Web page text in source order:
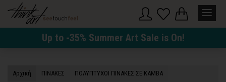
Up to -35% Summer Art Sale is On!
Αρχική ΠΙΝΑΚΕΣ ΠΟΛΥΠΤΥΧΟΙ ΠΙΝΑΚΕΣ ΣΕ ΚΑΜΒΑ